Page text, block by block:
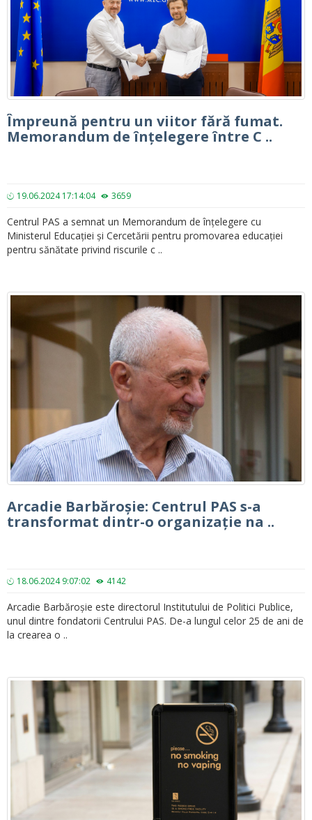
Împreună pentru un viitor fără fumat.
Memorandum de înțelegere între C ..
19.06.2024 17:14:04 3659
Centrul PAS a semnat un Memorandum de înțelegere cu
Ministerul Educației și Cercetării pentru promovarea educației
pentru sănătate privind riscurile c ..
Arcadie Barbăroșie: Centrul PAS s-a
transformat dintr-o organizație na ..
18.06.2024 9:07:02 4142
Arcadie Barbăroșie este directorul Institutului de Politici Publice,
unul dintre fondatorii Centrului PAS. De-a lungul celor 25 de ani de
la crearea o ..